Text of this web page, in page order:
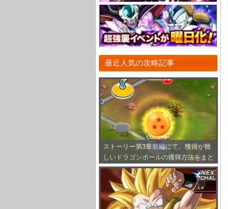
最近人気の攻略記事
ストーリー第3章前編にて、獲得が難
しいドラゴンボールの獲得方法をまと
めてみました！